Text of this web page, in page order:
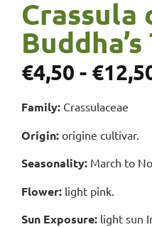
Crassula
€4,50 - €
Family: Crassulaceae
Origin: origine cultivar.
Seasonality: March to
Flower: light pink.
Sun Exposure: light sun